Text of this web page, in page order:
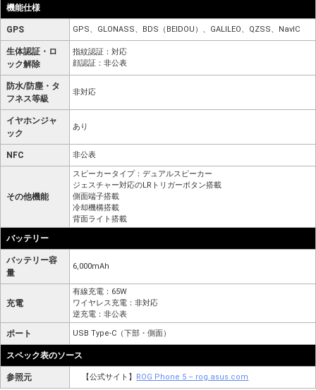
機能仕様
GPS GPS、GLONASS、BDS（BEIDOU）、GALILEO、QZSS、NavIC
生体認証・ロ
ック解除
指紋認証：対応
顔認証：非公表
防水/防塵・タ
フネス等級
非対応
イヤホンジャ
ック
あり
NFC 非公表
その他機能
スピーカータイプ：デュアルスピーカー
ジェスチャー対応のLRトリガーボタン搭載
側面端子搭載
冷却機構搭載
背面ライト搭載
バッテリー
バッテリー容
量
6,000mAh
充電
有線充電：65W
ワイヤレス充電：非対応
逆充電：非公表
ポート USB Type-C（下部・側面）
スペック表のソース
参照元 【公式サイト】 ROG Phone 5 – rog.asus.com